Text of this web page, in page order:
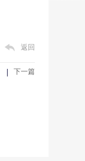
返回
下一篇